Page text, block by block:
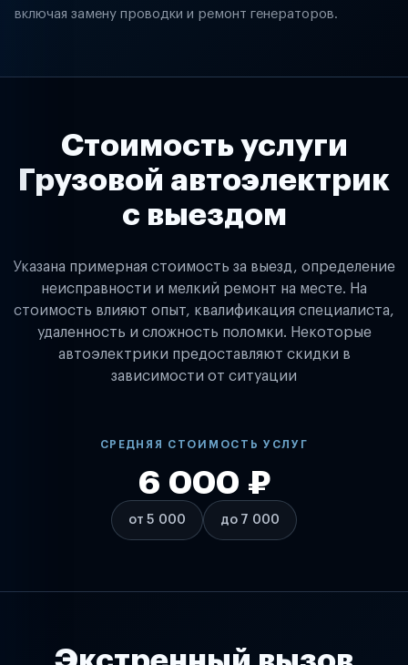
включая замену проводки и ремонт генераторов.
Стоимость услуги
Грузовой автоэлектрик
с выездом
Указана примерная стоимость за выезд, определение
неисправности и мелкий ремонт на месте. На
стоимость влияют опыт, квалификация специалиста,
удаленность и сложность поломки. Некоторые
автоэлектрики предоставляют скидки в
зависимости от ситуации
СРЕДНЯЯ СТОИМОСТЬ УСЛУГ
от 5 000
6 000 ₽
до 7 000